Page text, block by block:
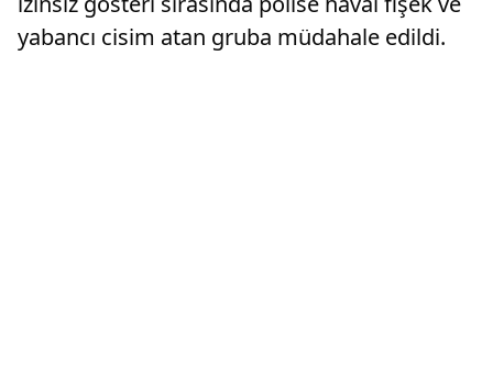
yabancı cisim atan gruba müdahale edildi.